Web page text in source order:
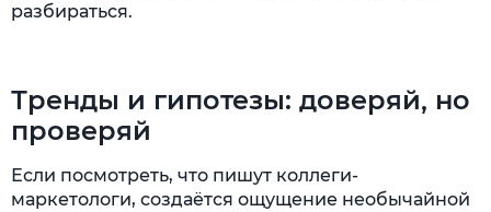
разбираться.
Тренды и гипотезы: доверяй, но
проверяй
Если посмотреть, что пишут коллеги-
маркетологи, создаётся ощущение необычайной